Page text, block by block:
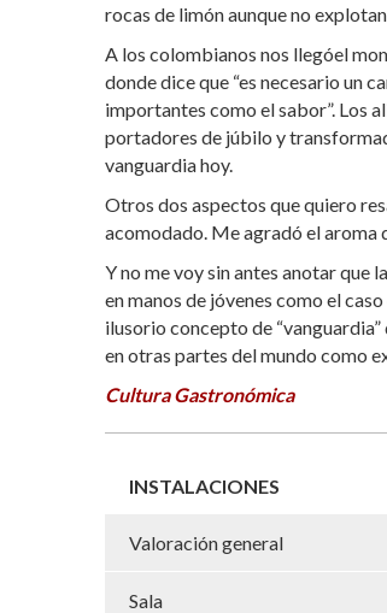
rocas de limón aunque no
A los colombianos nos llegóel
donde dice que “es necesario un
importantes como el sabor”. Los
portadores de júbilo y
vanguardia hoy.
Otros dos aspectos que quiero
acomodado. Me agradó el aroma
Y no me voy sin antes anotar que la
en manos de jóvenes como el
ilusorio concepto de
en otras partes del mundo como
Cultura Gastronómica
INSTALACIONES
Valoración general
Sala